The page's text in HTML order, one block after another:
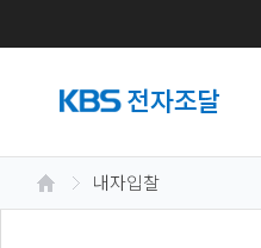
내자입찰